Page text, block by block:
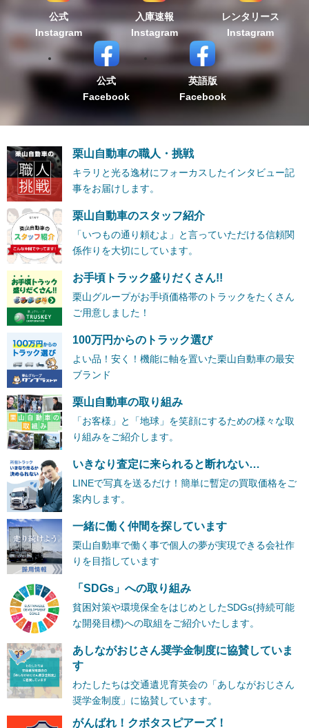
公式
Instagram
入庫速報
Instagram
レンタリース
Instagram
公式
Facebook
英語版
Facebook
栗山自動車の職人・挑戦
キラリと光る逸材にフォーカスしたインタビュー記
事をお届けします。
栗山自動車のスタッフ紹介
「いつもの通り頼むよ」と言っていただける信頼関
係作りを大切にしています。
お手頃トラック盛りだくさん!!
栗山グループがお手頃価格帯のトラックをたくさん
ご用意しました！
100万円からのトラック選び
よい品！安く！機能に軸を置いた栗山自動車の最安
ブランド
栗山自動車の取り組み
「お客様」と「地球」を笑顔にするための様々な取
り組みをご紹介します。
いきなり査定に来られると断れない…
LINEで写真を送るだけ！簡単に暫定の買取価格をご
案内します。
一緒に働く仲間を探しています
栗山自動車で働く事で個人の夢が実現できる会社作
りを目指しています
「SDGs」への取り組み
貧困対策や環境保全をはじめとしたSDGs(持続可能
な開発目標)への取組をご紹介いたします。
あしながおじさん奨学金制度に協賛していま
す
わたしたちは交通遺児育英会の「あしながおじさん
奨学金制度」に協賛しています。
がんばれ！クボタスピアーズ！